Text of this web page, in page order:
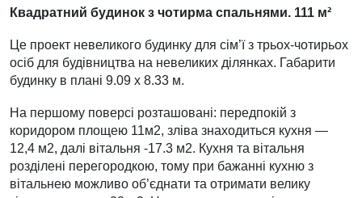
Квадратний будинок з чотирма спальнями. 111 м²
Це проект невеликого будинку для сім’ї з трьох-чотирьох
осіб для будівництва на невеликих ділянках. Габарити
будинку в плані 9.09 х 8.33 м.
На першому поверсі розташовані: передпокій з
коридором площею 11м2, зліва знаходиться кухня —
12,4 м2, далі вітальня -17.3 м2. Кухня та вітальня
розділені перегородкою, тому при бажанні кухню з
вітальнею можливо об’єднати та отримати велику